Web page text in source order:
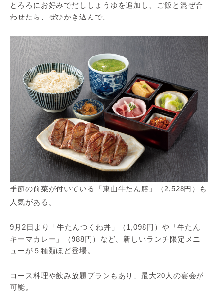
とろろにお好みでだししょうゆを追加し、ご飯と混ぜ合
わせたら、ぜひかき込んで。
季節の前菜が付いている「東山牛たん膳」（2,528円）も
人気がある。
9月2日より「牛たんつくね丼」（1,098円）や「牛たん
キーマカレー」（988円）など、新しいランチ限定メニ
ューが５種類ほど登場。
コース料理や飲み放題プランもあり、最大20人の宴会が
可能。